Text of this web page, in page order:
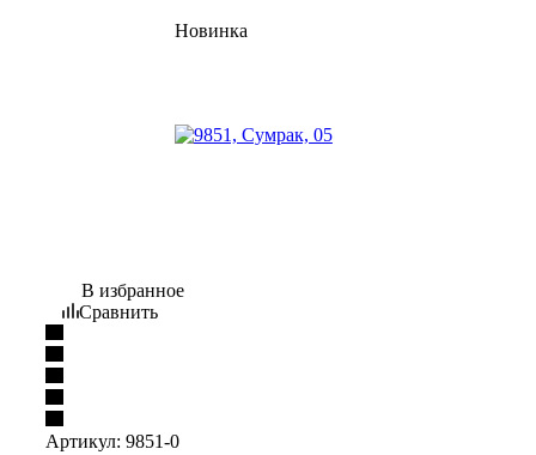
Новинка
В избранное
Сравнить
Артикул: 9851-0